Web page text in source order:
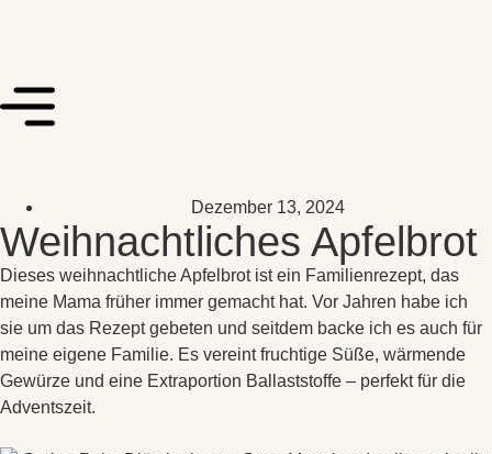
Dezember 13, 2024
Weihnachtliches Apfelbrot
Dieses weihnachtliche Apfelbrot ist ein Familienrezept, das
meine Mama früher immer gemacht hat. Vor Jahren habe ich
sie um das Rezept gebeten und seitdem backe ich es auch für
meine eigene Familie. Es vereint fruchtige Süße, wärmende
Gewürze und eine Extraportion Ballaststoffe – perfekt für die
Adventszeit.